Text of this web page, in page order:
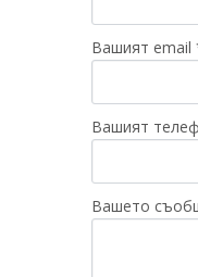
Вашият email
Вашият
Вашето